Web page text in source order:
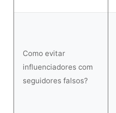
Como evitar
influenciadores com
seguidores falsos?